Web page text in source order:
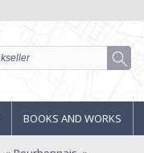
BOOKS AND WORKS